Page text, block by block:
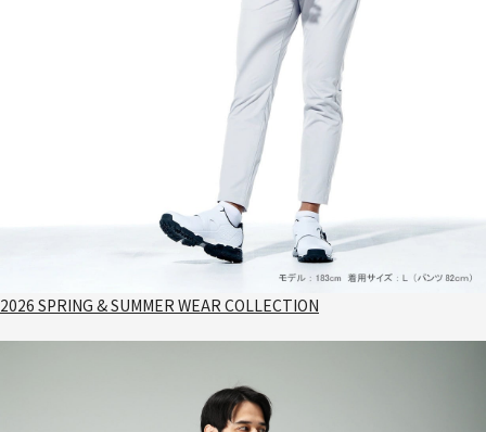
2026 SPRING & SUMMER WEAR COLLECTION